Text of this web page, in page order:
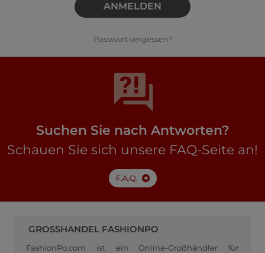
ANMELDEN
Passwort vergessen?
Suchen Sie nach Antworten?
Schauen Sie sich unsere FAQ-Seite an!
F.A.Q.
GROSSHANDEL FASHIONPO
FashionPo.com ist ein Online-Großhändler für